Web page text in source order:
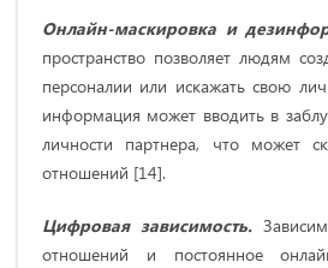
Онлайн-маскировка и
пространство позволяет людям
персоналии или искажать свою
информация может вводить в
личности партнера, что может
отношений [14].
Цифровая зависимость.
отношений и постоянное